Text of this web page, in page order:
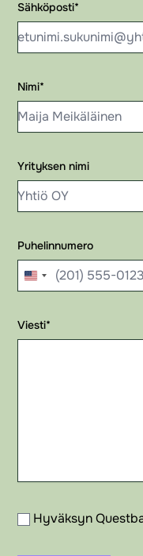
Sähköposti*
Nimi*
Yrityksen nimi
Puhelinnumero
United
+1
Viesti*
Hyväksyn